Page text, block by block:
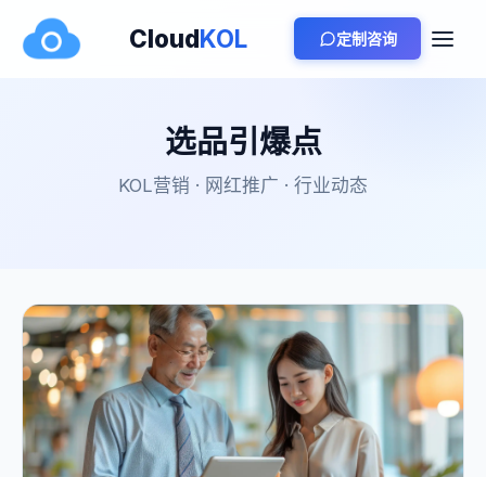
CloudKOL 定制咨询
选品引爆点
KOL营销 · 网红推广 · 行业动态